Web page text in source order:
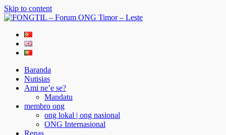
Skip to content
FONGTIL – Forum ONG Timor – Leste
Just another WordPress site
Baranda
Nutisias
Ami ne’e se?
Mandatu
membro ong
ong lokal | ong nasional
ONG Internasional
Renas